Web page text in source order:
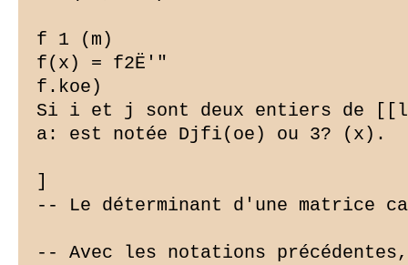
f 1 (m)
f(x) = f2Ë'"
f.koe)
Si i et j sont deux entiers de
a: est notée Djfi(oe) ou 3? (x).
]
-- Le déterminant d'une matrice
-- Avec les notations